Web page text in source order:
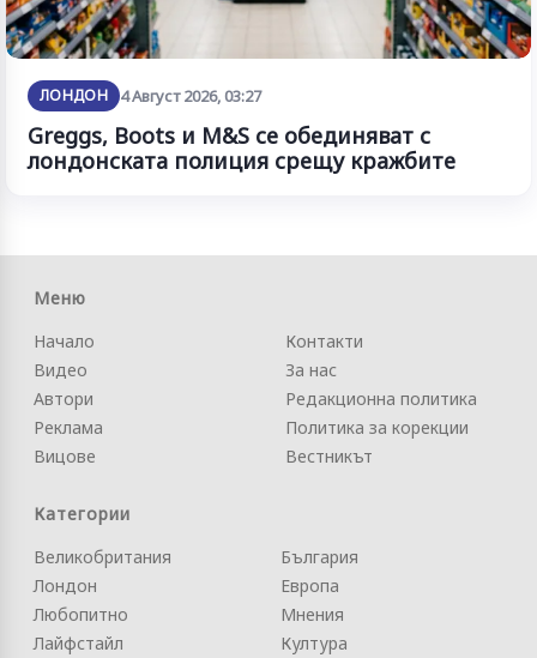
ЛОНДОН 4 Август 2026, 03:27
Greggs, Boots и M&S се обединяват с
лондонската полиция срещу кражбите
Меню
Начало
Видео
Автори
Реклама
Вицове
Контакти
За нас
Редакционна политика
Политика за корекции
Вестникът
Категории
Великобритания
Лондон
Любопитно
Лайфстайл
България
Европа
Мнения
Култура